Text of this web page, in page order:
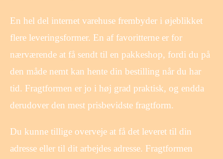
En hel del internet varehuse frembyder i øjeblikket
flere leveringsformer. En af favoritterne er for
nærværende at få sendt til en pakkeshop, fordi du på
den måde nemt kan hente din bestilling når du har
tid. Fragtformen er jo i høj grad praktisk, og endda
derudover den mest prisbevidste fragtform.
Du kunne tillige overveje at få det leveret til din
adresse eller til dit arbejdes adresse. Fragtformen